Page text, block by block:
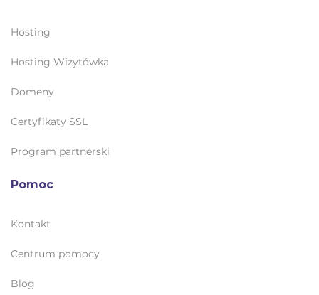
Hosting
Hosting Wizytówka
Domeny
Certyfikaty SSL
Program partnerski
Pomoc
Kontakt
Centrum pomocy
Blog